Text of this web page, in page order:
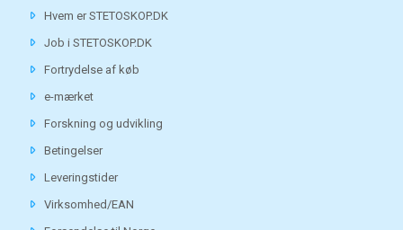
Hvem er STETOSKOP.DK
Job i STETOSKOP.DK
Fortrydelse af køb
e-mærket
Forskning og udvikling
Betingelser
Leveringstider
Virksomhed/EAN